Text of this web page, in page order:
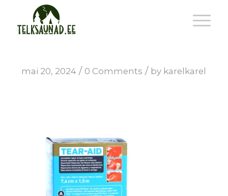
mai 20, 2024 / 0 Comments / by karelkarel